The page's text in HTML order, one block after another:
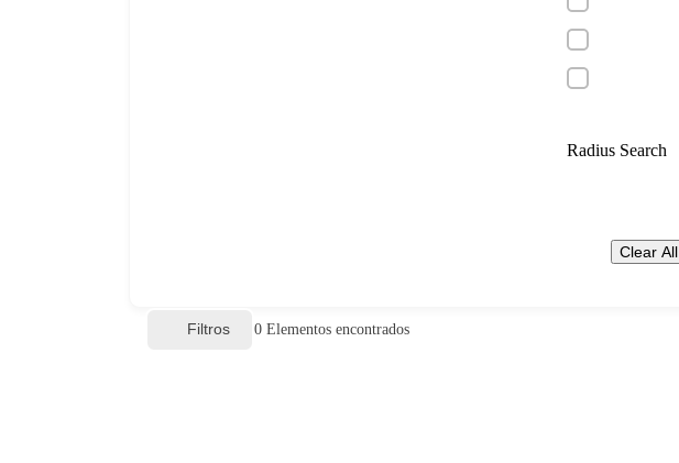
Radius Search
Clear All
Filtros 0 Elementos encontrados